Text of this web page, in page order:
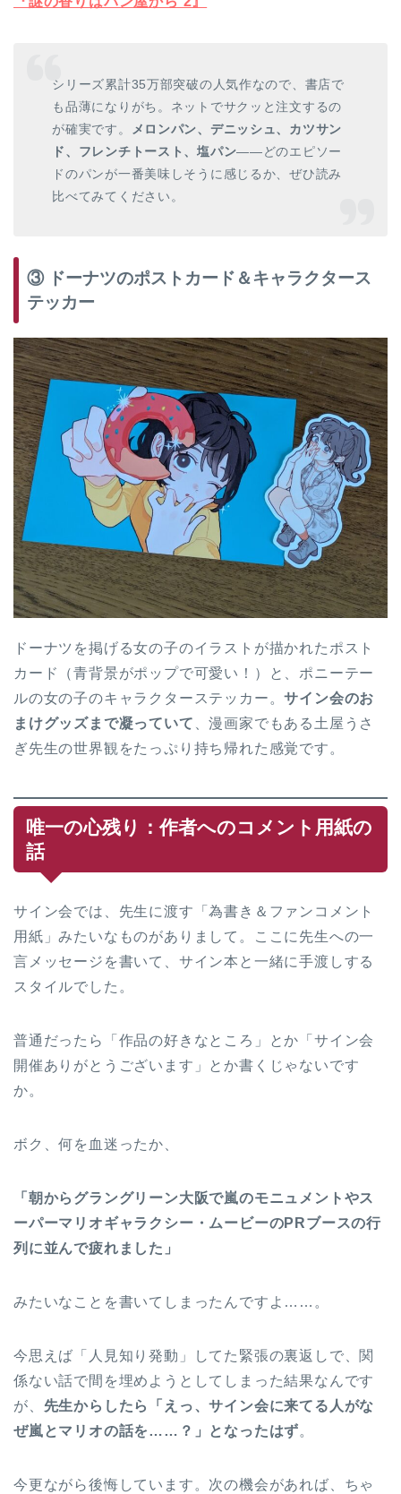
シリーズ累計35万部突破の人気作なので、書店で
も品薄になりがち。ネットでサクッと注文するの
が確実です。 メロンパン、デニッシュ、カツサン
ド、フレンチトースト、塩パン——どのエピソー
ドのパンが一番美味しそうに感じるか、ぜひ読み
比べてみてください。
③ ドーナツのポストカード＆キャラクタース
テッカー
ドーナツを掲げる女の子のイラストが描かれたポスト
カード（青背景がポップで可愛い！）と、ポニーテー
ルの女の子のキャラクターステッカー。サイン会のお
まけグッズまで凝っていて 、漫画家でもある土屋うさ
ぎ先生の世界観をたっぷり持ち帰れた感覚です。
唯一の心残り：作者へのコメント用紙の
話
サイン会では、先生に渡す「為書き＆ファンコメント
用紙」みたいなものがありまして。ここに先生への一
言メッセージを書いて、サイン本と一緒に手渡しする
スタイルでした。
普通だったら「作品の好きなところ」とか「サイン会
開催ありがとうございます」とか書くじゃないです
か。
ボク、何を血迷ったか、
「朝からグラングリーン大阪で嵐のモニュメントやス
ーパーマリオギャラクシー・ムービーのPRブースの行
列に並んで疲れました」
みたいなことを書いてしまったんですよ……。
今思えば「人見知り発動」してた緊張の裏返しで、関
係ない話で間を埋めようとしてしまった結果なんです
が、 先生からしたら「えっ、サイン会に来てる人がな
ぜ嵐とマリオの話を……？」となったはず。
今更ながら後悔しています。次の機会があれば、ちゃ